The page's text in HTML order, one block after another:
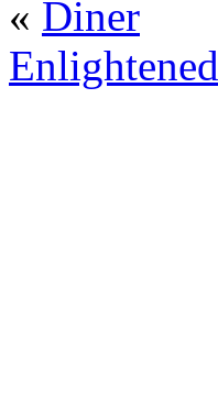
« Diner
Enlightened